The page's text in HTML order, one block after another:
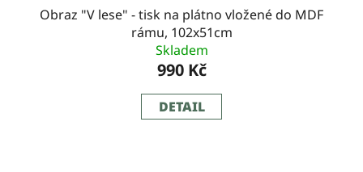
Obraz "V lese" - tisk na plátno vložené do MDF
rámu, 102x51cm
Skladem
990 Kč
DETAIL